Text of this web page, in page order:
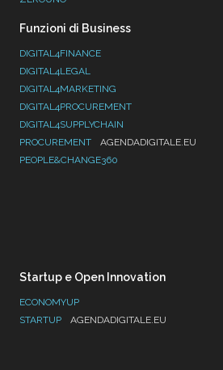
Funzioni di Business
DIGITAL4FINANCE
DIGITAL4LEGAL
DIGITAL4MARKETING
DIGITAL4PROCUREMENT
DIGITAL4SUPPLYCHAIN
PROCUREMENT
AGENDADIGITALE.EU
PEOPLE&CHANGE360
Startup e Open Innovation
ECONOMYUP
STARTUP
AGENDADIGITALE.EU